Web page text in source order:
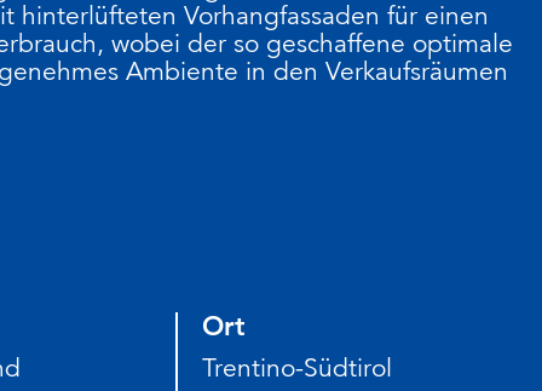
hinterlüfteten Vorhangfassaden für einen
wobei der so geschaffene optimale
Ambiente in den Verkaufsräumen
Ort
Trentino-Südtirol